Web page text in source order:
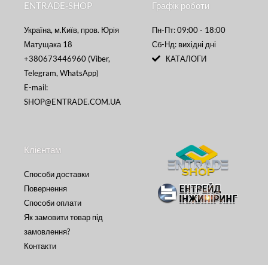
ENTRADE-SHOP
Україна, м.Київ, пров. Юрія
Матущака 18
+380673446960 (Viber,
Telegram, WhatsApp)
E-mail:
SHOP@ENTRADE.COM.UA
Графік роботи
Пн-Пт: 09:00 - 18:00
Сб-Нд: вихідні дні
КАТАЛОГИ
Клієнтам
Способи доставки
Повернення
Способи оплати
Як замовити товар під
замовлення?
Контакти